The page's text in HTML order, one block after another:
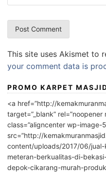
This site uses Akismet to
your comment data is
PROMO KARPET
<a href=”http://
target=”_blank” rel=”noopener
class=”aligncenter wp-image-
src=”http://
content/uploads/2017/06/
meteran-berkualitas-di-
depok-cikarang-murah-